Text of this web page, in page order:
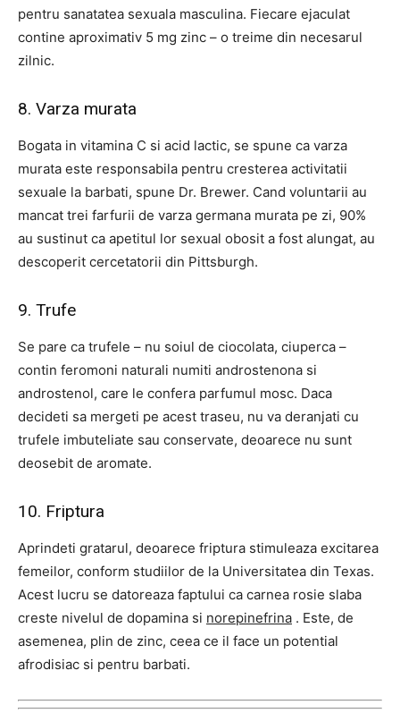
pentru sanatatea sexuala masculina. Fiecare ejaculat
contine aproximativ 5 mg zinc – o treime din necesarul
zilnic.
8. Varza murata
Bogata in vitamina C si acid lactic, se spune ca varza
murata este responsabila pentru cresterea activitatii
sexuale la barbati, spune Dr. Brewer. Cand voluntarii au
mancat trei farfurii de varza germana murata pe zi, 90%
au sustinut ca apetitul lor sexual obosit a fost alungat, au
descoperit cercetatorii din Pittsburgh.
9. Trufe
Se pare ca trufele – nu soiul de ciocolata, ciuperca –
contin feromoni naturali numiti androstenona si
androstenol, care le confera parfumul mosc. Daca
decideti sa mergeti pe acest traseu, nu va deranjati cu
trufele imbuteliate sau conservate, deoarece nu sunt
deosebit de aromate.
10. Friptura
Aprindeti gratarul, deoarece friptura stimuleaza excitarea
femeilor, conform studiilor de la Universitatea din Texas.
Acest lucru se datoreaza faptului ca carnea rosie slaba
creste nivelul de dopamina si norepinefrina . Este, de
asemenea, plin de zinc, ceea ce il face un potential
afrodisiac si pentru barbati.